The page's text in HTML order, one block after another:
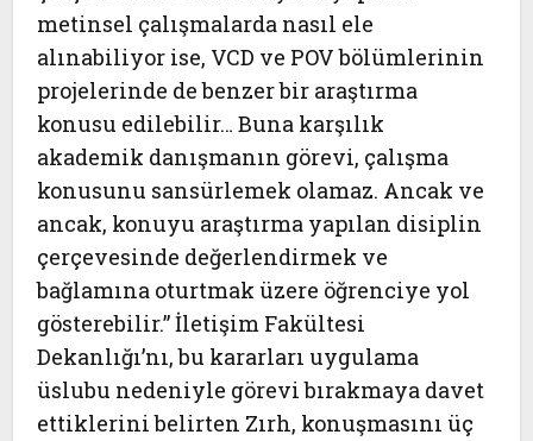
metinsel çalışmalarda nasıl ele
alınabiliyor ise, VCD ve POV bölümlerinin
projelerinde de benzer bir araştırma
konusu edilebilir… Buna karşılık
akademik danışmanın görevi, çalışma
konusunu sansürlemek olamaz. Ancak ve
ancak, konuyu araştırma yapılan disiplin
çerçevesinde değerlendirmek ve
bağlamına oturtmak üzere öğrenciye yol
gösterebilir.” İletişim Fakültesi
Dekanlığı’nı, bu kararları uygulama
üslubu nedeniyle görevi bırakmaya davet
ettiklerini belirten Zırh, konuşmasını üç